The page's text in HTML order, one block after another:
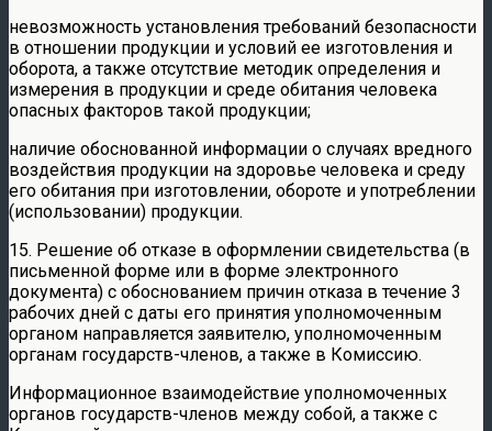
невозможность установления требований безопасности
в отношении продукции и условий ее изготовления и
оборота, а также отсутствие методик определения и
измерения в продукции и среде обитания человека
опасных факторов такой продукции;
наличие обоснованной информации о случаях вредного
воздействия продукции на здоровье человека и среду
его обитания при изготовлении, обороте и употреблении
(использовании) продукции.
15. Решение об отказе в оформлении свидетельства (в
письменной форме или в форме электронного
документа) с обоснованием причин отказа в течение 3
рабочих дней с даты его принятия уполномоченным
органом направляется заявителю, уполномоченным
органам государств-членов, а также в Комиссию.
Информационное взаимодействие уполномоченных
органов государств-членов между собой, а также с